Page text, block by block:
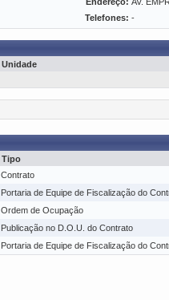
Telefones: -
Unidade
Tipo
Contrato
Portaria de Equipe de Fiscalização do
Ordem de Ocupação
Publicação no D.O.U. do Contrato
Portaria de Equipe de Fiscalização do